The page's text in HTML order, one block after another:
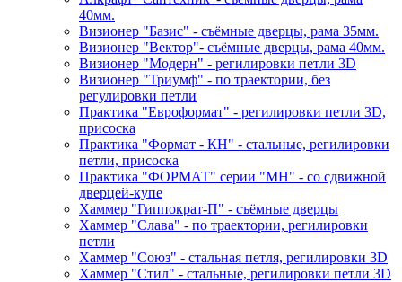
40мм.
Визионер "Базис" - съёмные дверцы, рама 35мм.
Визионер "Вектор"- съёмные дверцы, рама 40мм.
Визионер "Модерн" - регилировки петли 3D
Визионер "Триумф" - по траектории, без
регулировки петли
Практика "Евроформат" - регилировки петли 3D,
присоска
Практика "Формат - КН" - стальные, регилировки
петли, присоска
Практика "ФОРМАТ" серии "МН" - со сдвижной
дверцей-купе
Хаммер "Гиппократ-П" - съёмные дверцы
Хаммер "Слава" - по траектории, регилировки
петли
Хаммер "Союз" - стальная петля, регилировки 3D
Хаммер "Стил" - стальные, регилировки петли 3D